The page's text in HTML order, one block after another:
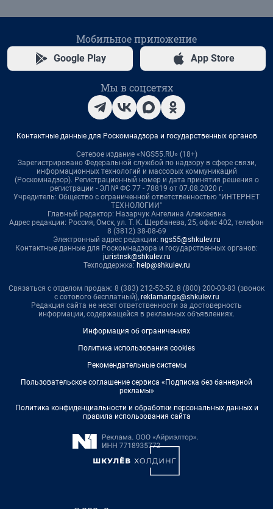
Мобильное приложение
Google Play App Store
Мы в соцсетях
Контактные данные для Роскомнадзора и государственных органов
Сетевое издание «NGS55.RU» (18+)
Зарегистрировано Федеральной службой по надзору в сфере связи,
информационных технологий и массовых коммуникаций
(Роскомнадзор). Регистрационный номер и дата принятия решения о
регистрации - ЭЛ № ФС 77 - 78819 от 07.08.2020 г.
Учредитель: Общество с ограниченной ответственностью "ИНТЕРНЕТ
ТЕХНОЛОГИИ"
Главный редактор: Назарчук Ангелина Алексеевна
Адрес редакции: Россия, Омск, ул. Т. К. Щербанева, 25, офис 402, телефон
8 (3812) 38-08-69
Электронный адрес редакции: ngs55@shkulev.ru
Контактные данные для Роскомнадзора и государственных органов:
juristnsk@shkulev.ru
Техподдержка: help@shkulev.ru
Связаться с отделом продаж: 8 (383) 212-52-52, 8 (800) 200-03-83 (звонок
с сотового бесплатный), reklamangs@shkulev.ru
Редакция сайта не несет ответственности за достоверность
информации, содержащейся в рекламных объявлениях.
Информация об ограничениях
Политика использования cookies
Рекомендательные системы
Пользовательское соглашение сервиса «Подписка без баннерной
рекламы»
Политика конфиденциальности и обработки персональных данных и
правила использования сайта